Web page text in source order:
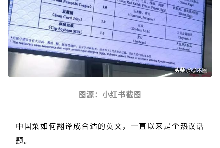
图源：小红书截图
中国菜如何翻译成合适的英文，一直以来是个热议话
题。